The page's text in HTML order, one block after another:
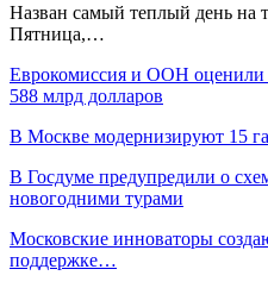
Назван самый теплый день на
Пятница,…
Еврокомиссия и ООН оценили
588 млрд долларов
В Москве модернизируют 15
В Госдуме предупредили о
новогодними турами
Московские инноваторы
поддержке…